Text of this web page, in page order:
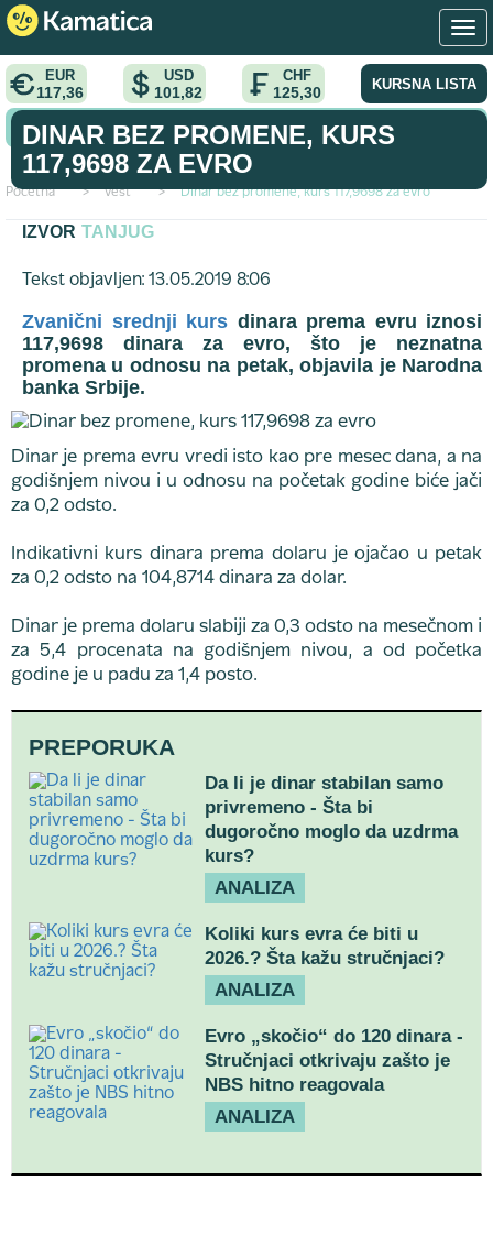
EUR
117,36
USD
101,82
CHF
125,30 KURSNA LISTA
KONVERTOR VALUTA
Početna > vest > Dinar bez promene, kurs 117,9698 za evro
DINAR BEZ PROMENE, KURS
117,9698 ZA EVRO
IZVOR TANJUG
Tekst objavljen: 13.05.2019 8:06
Zvanični srednji kurs dinara prema evru iznosi
117,9698 dinara za evro, što je neznatna
promena u odnosu na petak, objavila je Narodna
banka Srbije.
Dinar je prema evru vredi isto kao pre mesec dana, a na
godišnjem nivou i u odnosu na početak godine biće jači
za 0,2 odsto.
Indikativni kurs dinara prema dolaru je ojačao u petak
za 0,2 odsto na 104,8714 dinara za dolar.
Dinar je prema dolaru slabiji za 0,3 odsto na mesečnom i
za 5,4 procenata na godišnjem nivou, a od početka
godine je u padu za 1,4 posto.
PREPORUKA
Da li je dinar stabilan samo
privremeno - Šta bi
dugoročno moglo da uzdrma
kurs?
ANALIZA
Koliki kurs evra će biti u
2026.? Šta kažu stručnjaci?
ANALIZA
Evro „skočio“ do 120 dinara -
Stručnjaci otkrivaju zašto je
NBS hitno reagovala
ANALIZA